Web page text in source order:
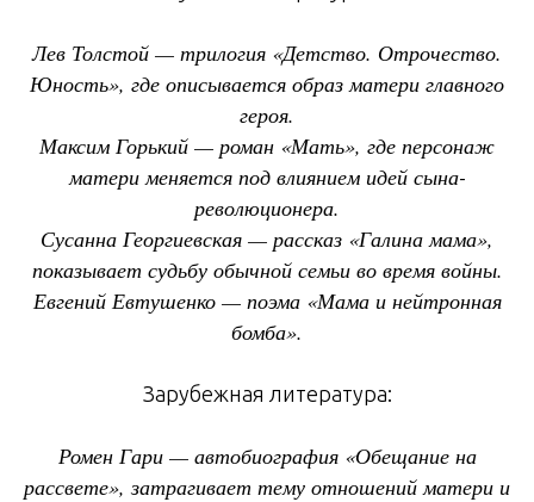
Лев Толстой — трилогия «Детство. Отрочество.
Юность», где описывается образ матери главного
героя.
Максим Горький — роман «Мать», где персонаж
матери меняется под влиянием идей сына-
революционера.
Сусанна Георгиевская — рассказ «Галина мама»,
показывает судьбу обычной семьи во время войны.
Евгений Евтушенко — поэма «Мама и нейтронная
бомба».
Зарубежная литература:
Ромен Гари — автобиография «Обещание на
рассвете», затрагивает тему отношений матери и